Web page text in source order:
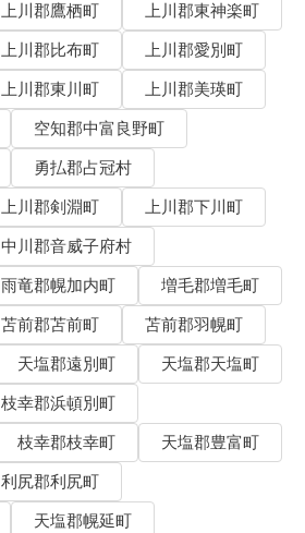
上川郡鷹栖町
上川郡東神楽町
上川郡比布町
上川郡愛別町
上川郡東川町
上川郡美瑛町
空知郡中富良野町
勇払郡占冠村
上川郡剣淵町
上川郡下川町
中川郡音威子府村
雨竜郡幌加内町
増毛郡増毛町
苫前郡苫前町
苫前郡羽幌町
天塩郡遠別町
天塩郡天塩町
枝幸郡浜頓別町
枝幸郡枝幸町
天塩郡豊富町
利尻郡利尻町
天塩郡幌延町